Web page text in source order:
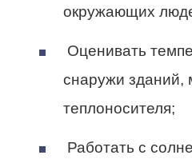
окружающих
Оценивать
снаружи зданий,
теплоносителя;
Работать с